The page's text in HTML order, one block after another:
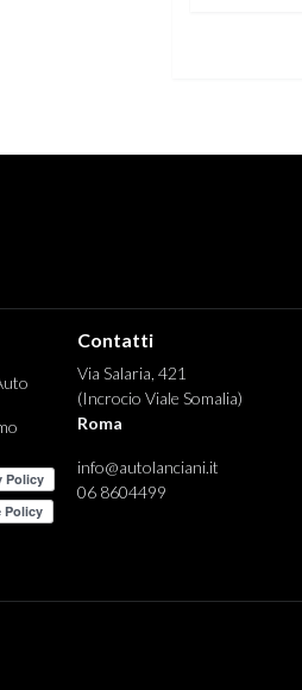
Contatti
Via Salaria, 421
(Incrocio Viale Somalia)
Roma
info@autolanciani.it
06 8604499